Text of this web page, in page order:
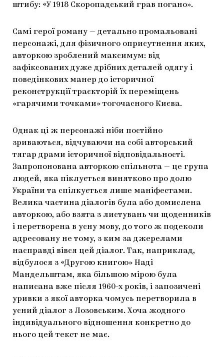
штибу: «У 1918 Скоропадський грав погано».
Самі герої роману — детально промальовані
персонажі, для фізичного оприсутнення яких,
авторкою зроблений максимум: від
зафіксованих дуже дрібних деталей одягу і
поведінкових манер до історичної
реконструкції траєкторій їх переміщень
«гарячими точками» тогочасного Києва.
Однак ці ж персонажі ніби постійно
зриваються, відчуваючи на собі авторський
тягар драми історичної відповідальності.
Запропонована авторкою спільнота — це група
людей, яка піклується винятково про долю
України та спілкується лише маніфестами.
Велика частина діалогів була або домислена
авторкою, або взята з листувань чи щоденників
і перетворена в усну мову, до того ж подеколи
адресовану не тому, з ким за джерелами
насправді вівся цей діалог. Так, наприклад,
відбулося з «Другою книгою» Наді
Мандельштам, яка більшою мірою була
написана вже після 1960-х років, і запозичені
уривки з якої авторка чомусь перетворила в
усний діалог з Лозовським. Хоча жодного
індивідуального відношення конкретно до
нього цей текст не має.